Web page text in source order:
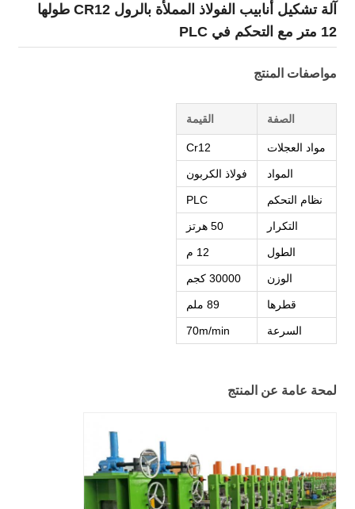
آلة تشكيل أنابيب الفولاذ المملأة بالرول CR12 طولها
12 متر مع التحكم في PLC
مواصفات المنتج
الصفة القيمة
مواد العجلات Cr12
المواد فولاذ الكربون
نظام التحكم PLC
التكرار 50 هرتز
الطول 12 م
الوزن 30000 كجم
قطرها 89 ملم
السرعة 70m/min
لمحة عامة عن المنتج